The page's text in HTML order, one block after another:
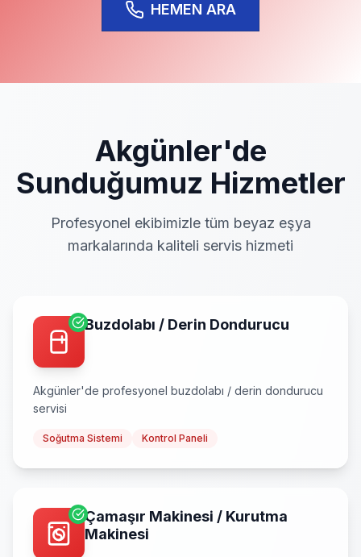
HEMEN ARA
Akgünler'de
Sunduğumuz Hizmetler
Profesyonel ekibimizle tüm beyaz eşya
markalarında kaliteli servis hizmeti
Buzdolabı / Derin Dondurucu
Akgünler'de profesyonel buzdolabı / derin dondurucu
servisi
Soğutma Sistemi Kontrol Paneli
Çamaşır Makinesi / Kurutma
Makinesi